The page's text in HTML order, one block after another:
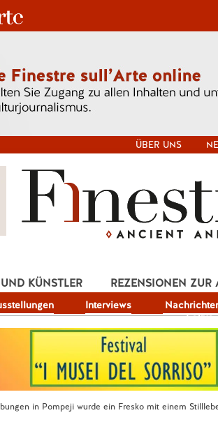
ÜBER UNS
Interviews
Fokus
KÜNSTLER REZENSIONEN ZUR
in Pompeji wurde ein Fresko mit einem